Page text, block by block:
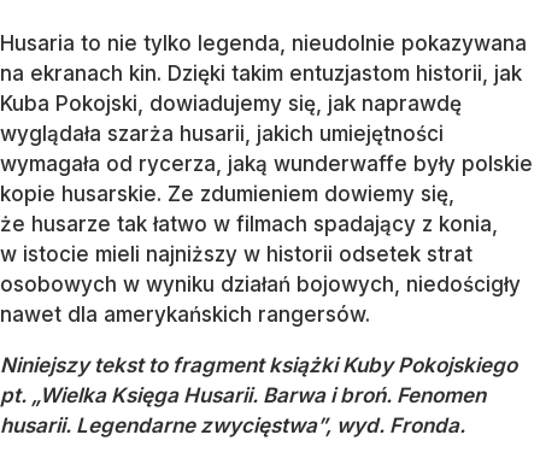
Husaria to nie tylko legenda, nieudolnie pokazywana
na ekranach kin. Dzięki takim entuzjastom historii, jak
Kuba Pokojski, dowiadujemy się, jak naprawdę
wyglądała szarża husarii, jakich umiejętności
wymagała od rycerza, jaką wunderwaffe były polskie
kopie husarskie. Ze zdumieniem dowiemy się,
że husarze tak łatwo w filmach spadający z konia,
w istocie mieli najniższy w historii odsetek strat
osobowych w wyniku działań bojowych, niedościgły
nawet dla amerykańskich rangersów.
Niniejszy tekst to fragment książki Kuby Pokojskiego
pt. „Wielka Księga Husarii. Barwa i broń. Fenomen
husarii. Legendarne zwycięstwa”, wyd. Fronda.